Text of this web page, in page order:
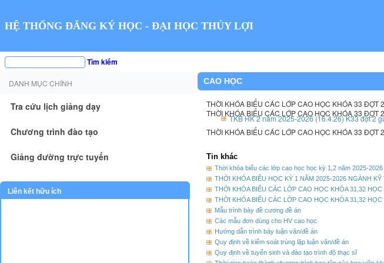
HỆ THỐNG ĐĂNG KÝ HỌC - ĐẠI HỌC THỦY LỢI
Tìm kiếm
DANH MỤC CHÍNH
Tra cứu lịch giảng dạy
Chương trình đào tạo
Giảng đường trực tuyến
Liên kết hữu ích
CAO HỌC
THỜI KHÓA BIỂU CÁC LỚP CAO HỌC KHÓA 33 ĐỢT
THỜI KHÓA BIỂU CÁC LỚP CAO HỌC KHÓA 33 ĐỢT
TKB HK 2 năm 2025-2026 (16.4.26) K33 đợt 2
THỜI KHÓA BIỂU CÁC LỚP CAO HỌC KHÓA 33 ĐỢT
Tin khác
Thời khóa biểu các lớp cao học học kỳ 1,2 năm 2025-2026
THỜI KHÓA BIỂU HỌC KỲ 1 NĂM 2025-2026 NGÀNH
THỜI KHÓA BIỂU CÁC LỚP CAO HỌC KHÓA 31,32
THỜI KHÓA BIỂU CÁC LỚP CAO HỌC KHÓA 31,32
Mẫu trình bày đề cương đề án
Các mẫu đơn dùng cho HV cao học
Hướng dẫn trình bày luận văn/đề án
Quy định về kiểm soát trùng lặp luận văn/đề án
Quy định về tuyển sinh và đào tạo trình độ thạc sĩ